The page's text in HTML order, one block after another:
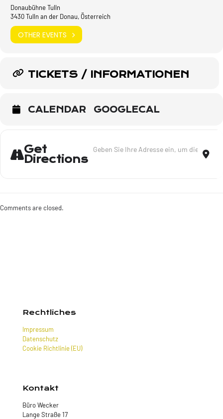
Donaubühne Tulln
3430 Tulln an der Donau, Österreich
OTHER EVENTS
TICKETS / INFORMATIONEN
CALENDAR GOOGLECAL
Get
Directions
Comments are closed.
Rechtliches
Impressum
Datenschutz
Cookie Richtlinie (EU)
Kontakt
Büro Wecker
Lange Straße 17